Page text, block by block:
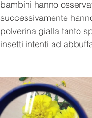
bambini hanno
successivamente
polverina gialla tanto
insetti intenti ad